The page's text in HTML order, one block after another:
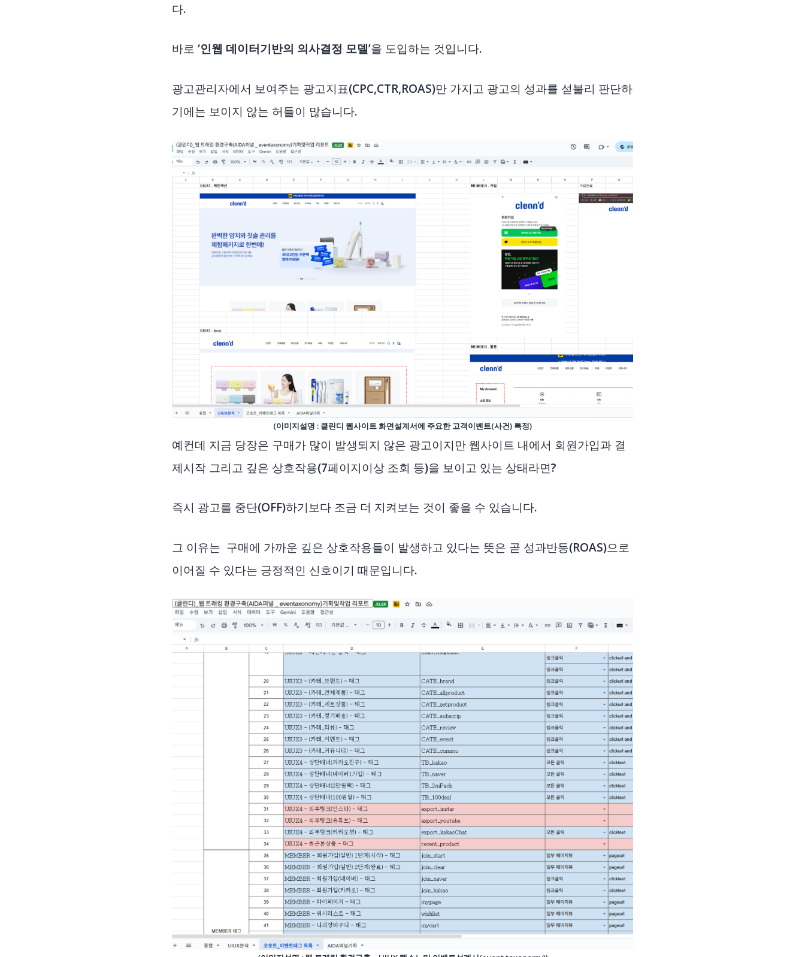
다.
바로 ‘인웹 데이터기반의 의사결정 모델’을 도입하는 것입니다.
광고관리자에서 보여주는 광고지표(CPC,CTR,ROAS)만 가지고 광고의 성과를 섣불리 판단하
기에는 보이지 않는 허들이 많습니다.
(이미지설명 : 클린디 웹사이트 화면설계서에 주요한 고객이벤트(사건) 특정)
예컨데 지금 당장은 구매가 많이 발생되지 않은 광고이지만 웹사이트 내에서 회원가입과 결
제시작 그리고 깊은 상호작용(7페이지이상 조회 등)을 보이고 있는 상태라면?
즉시 광고를 중단(OFF)하기보다 조금 더 지켜보는 것이 좋을 수 있습니다.
그 이유는 구매에 가까운 깊은 상호작용들이 발생하고 있다는 뜻은 곧 성과반등(ROAS)으로
이어질 수 있다는 긍정적인 신호이기 때문입니다.